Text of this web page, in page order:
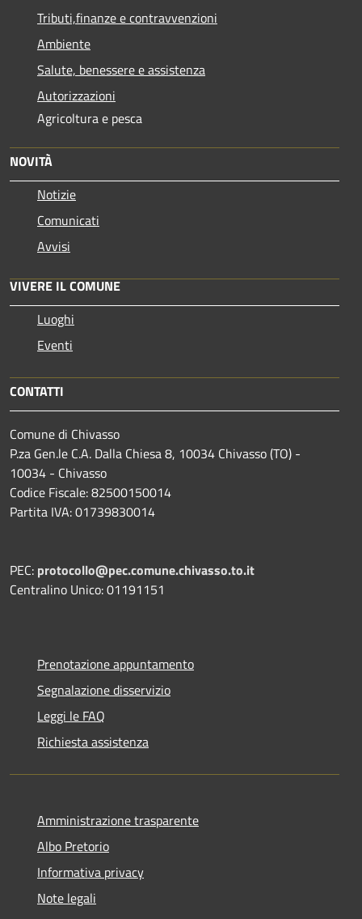
Tributi,finanze e contravvenzioni
Ambiente
Salute, benessere e assistenza
Autorizzazioni
Agricoltura e pesca
NOVITÀ
Notizie
Comunicati
Avvisi
VIVERE IL COMUNE
Luoghi
Eventi
CONTATTI
Comune di Chivasso
P.za Gen.le C.A. Dalla Chiesa 8, 10034 Chivasso (TO) -
10034 - Chivasso
Codice Fiscale: 82500150014
Partita IVA: 01739830014
PEC: protocollo@pec.comune.chivasso.to.it
Centralino Unico: 01191151
Prenotazione appuntamento
Segnalazione disservizio
Leggi le FAQ
Richiesta assistenza
Amministrazione trasparente
Albo Pretorio
Informativa privacy
Note legali